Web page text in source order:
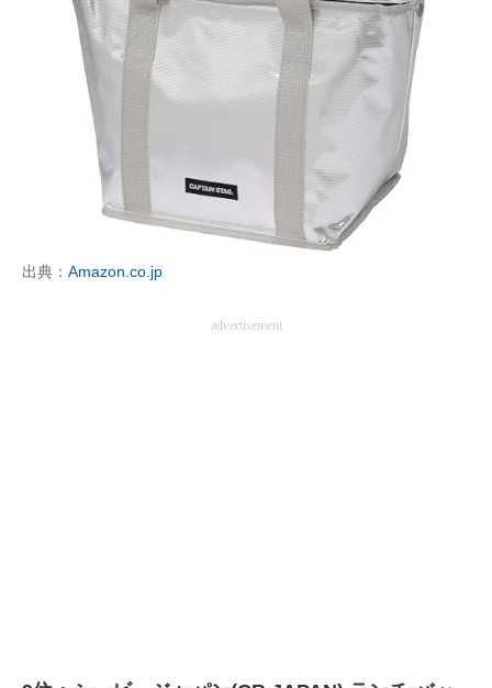
経営リーダーのコミュニティ
マーケ×ITの今がよく分かる
ITエンジニア向け専門サイト
企業向けIT製品の総合サイト
IT製品の技術・比較・事例
製造業のIT導入・活用を支援
モノづくり技術者専門サイト
出典： Amazon.co.jp
advertisement